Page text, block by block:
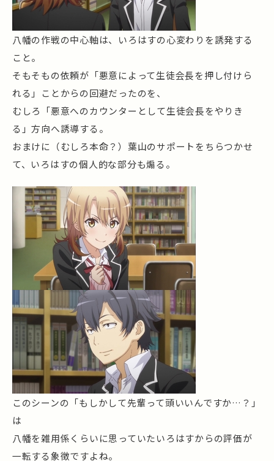
八幡の作戦の中心軸は、いろはすの心変わりを誘発する
こと。
そもそもの依頼が「悪意によって生徒会長を押し付けら
れる」ことからの回避だったのを、
むしろ「悪意へのカウンターとして生徒会長をやりき
る」方向へ誘導する。
おまけに（むしろ本命？）葉山のサポートをちらつかせ
て、いろはすの個人的な部分も煽る。
このシーンの「もしかして先輩って頭いいんですか…？」
は
八幡を雑用係くらいに思っていたいろはすからの評価が
一転する象徴ですよね。